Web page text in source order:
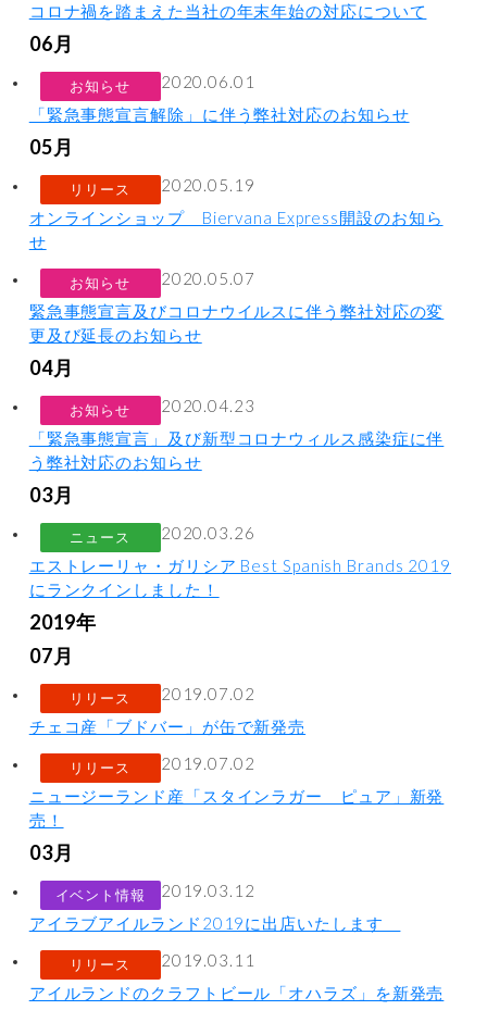
コロナ禍を踏まえた当社の年末年始の対応について
06月
2020.06.01
お知らせ
「緊急事態宣言解除」に伴う弊社対応のお知らせ
05月
2020.05.19
リリース
オンラインショップ Biervana Express開設のお知ら
せ
2020.05.07
お知らせ
緊急事態宣言及びコロナウイルスに伴う弊社対応の変
更及び延長のお知らせ
04月
2020.04.23
お知らせ
「緊急事態宣言」及び新型コロナウィルス感染症に伴
う弊社対応のお知らせ
03月
2020.03.26
ニュース
エストレーリャ・ガリシア Best Spanish Brands 2019
にランクインしました！
2019年
07月
2019.07.02
リリース
チェコ産「ブドバー」が缶で新発売
2019.07.02
リリース
ニュージーランド産「スタインラガー ピュア」新発
売！
03月
2019.03.12
イベント情報
アイラブアイルランド2019に出店いたします
2019.03.11
リリース
アイルランドのクラフトビール「オハラズ」を新発売